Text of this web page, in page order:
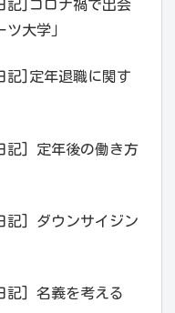
記]コロナ禍で出会
大学」
記]定年退職に関す
記] 定年後の働き方
記] ダウンサイジン
記] 名義を考える